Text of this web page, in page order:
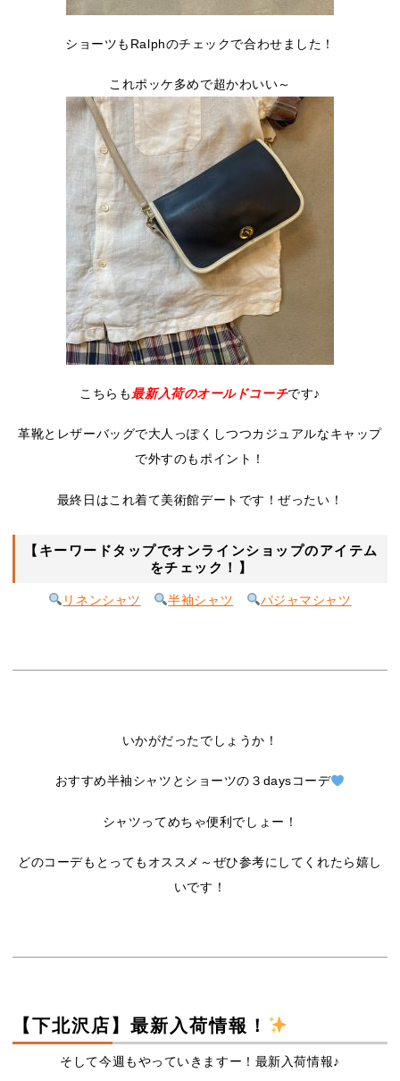
ショーツもRalphのチェックで合わせました！
これポッケ多めで超かわいい～
こちらも最新入荷のオールドコーチです♪
革靴とレザーバッグで大人っぽくしつつカジュアルなキャップ
で外すのもポイント！
最終日はこれ着て美術館デートです！ぜったい！
【キーワードタップでオンラインショップのアイテム
をチェック！】
リネンシャツ 半袖シャツ パジャマシャツ
いかがだったでしょうか！
おすすめ半袖シャツとショーツの３daysコーデ
シャツってめちゃ便利でしょー！
どのコーデもとってもオススメ～ぜひ参考にしてくれたら嬉し
いです！
【下北沢店】最新入荷情報！
そして今週もやっていきますー！最新入荷情報♪